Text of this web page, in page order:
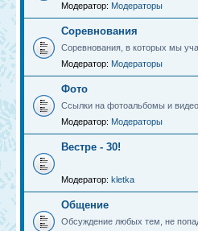
Модератор: Модераторы
Соревнования
Соревнования, в которых мы
Модератор: Модераторы
Фото
Ссылки на фотоальбомы и
Модератор: Модераторы
Вестре - 30!
Модератор: kletka
Общение
Обсуждение любых тем, не